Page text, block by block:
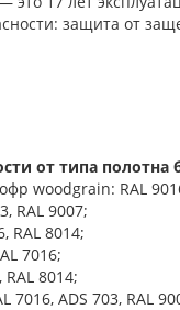
защита от
от типа полотна
woodgrain: RAL
RAL 9007;
RAL 8014;
7016;
8014;
7016, ADS 703, RAL